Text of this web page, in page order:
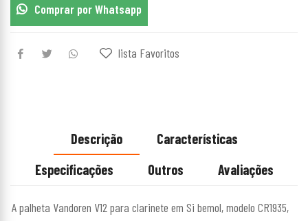
Comprar por Whatsapp
lista Favoritos
Descrição
Características
Especificações
Outros Avaliações
A palheta Vandoren V12 para clarinete em Si bemol, modelo CR1935,